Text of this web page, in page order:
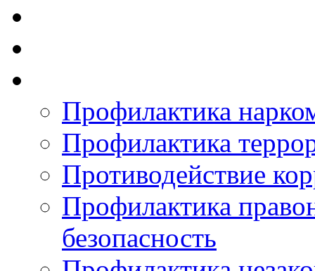
Профилактика
Профилактика
Противодействие
Профилактика
безопасность